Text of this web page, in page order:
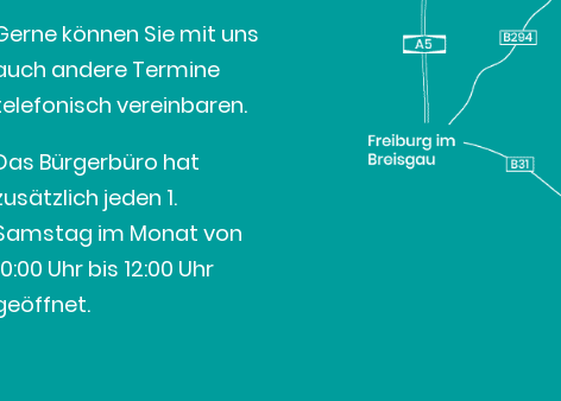
können Sie mit uns
andere Termine
vereinbaren.
Bürgerbüro hat
jeden 1.
im Monat von
Uhr bis 12:00 Uhr